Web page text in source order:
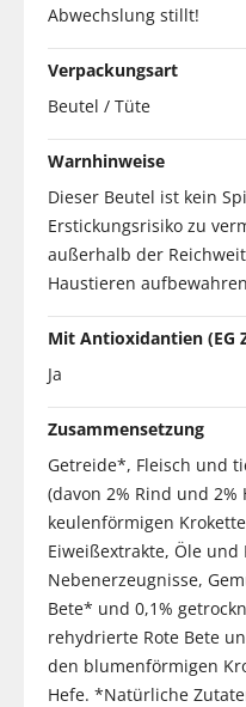
Abwechslung stillt!
Verpackungsart
Beutel / Tüte
Warnhinweise
Dieser Beutel ist kein
Erstickungsrisiko zu
außerhalb der
Haustieren
Mit Antioxidantien (EG
Ja
Zusammensetzung
Getreide*, Fleisch und
(davon 2% Rind und
keulenförmigen
Eiweißextrakte, Öle und
Nebenerzeugnisse,
Bete* und 0,1%
rehydrierte Rote Bete
den blumenförmigen
Hefe. *Natürliche